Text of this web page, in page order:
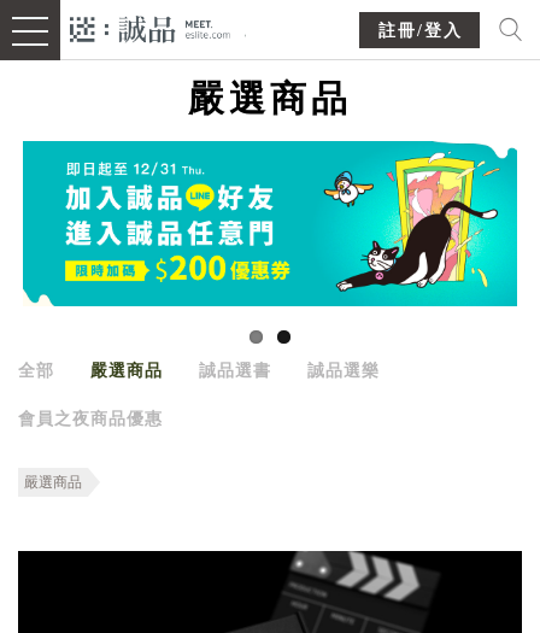
註冊/登入
嚴選商品
全部 嚴選商品 誠品選書 誠品選樂
會員之夜商品優惠
嚴選商品